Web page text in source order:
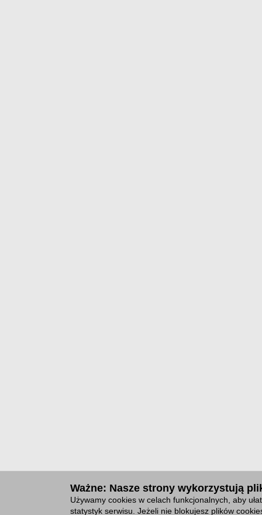
Ważne: Nasze strony wykorzystują
Używamy cookies w celach funkcjonalnych, aby
statystyk serwisu. Jeżeli nie blokujesz plików